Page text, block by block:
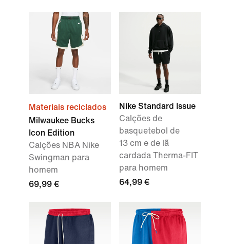
Materiais reciclados
Milwaukee Bucks
Icon Edition
Calções NBA Nike
Swingman para
homem
69,99 €
Nike Standard Issue
Calções de
basquetebol de
13 cm e de lã
cardada Therma-FIT
para homem
64,99 €